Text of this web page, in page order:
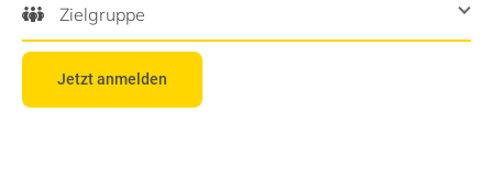
Zielgruppe
Jetzt anmelden